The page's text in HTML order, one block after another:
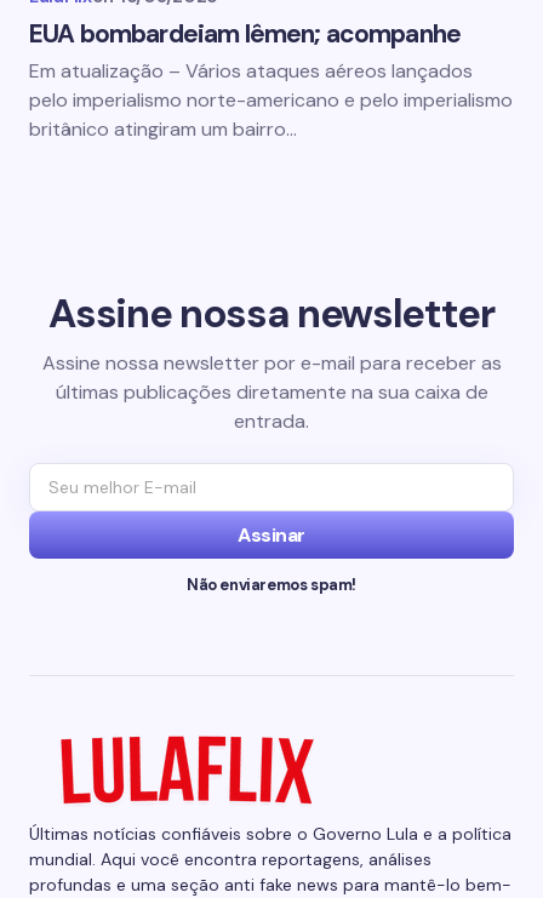
EUA bombardeiam Iêmen; acompanhe
Em atualização – Vários ataques aéreos lançados
pelo imperialismo norte-americano e pelo imperialismo
britânico atingiram um bairro…
Assine nossa newsletter
Assine nossa newsletter por e-mail para receber as
últimas publicações diretamente na sua caixa de
entrada.
Assinar
Não enviaremos spam!
Últimas notícias confiáveis sobre o Governo Lula e a política
mundial. Aqui você encontra reportagens, análises
profundas e uma seção anti fake news para mantê-lo bem-